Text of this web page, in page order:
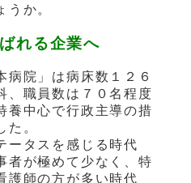
うか。
れる企業へ
病院」は病床数１２６
、職員数は７０名程度
養中心で行政主導の措
た。
ータスを感じる時代
者が極めて少なく、特
護師の方が多い時代